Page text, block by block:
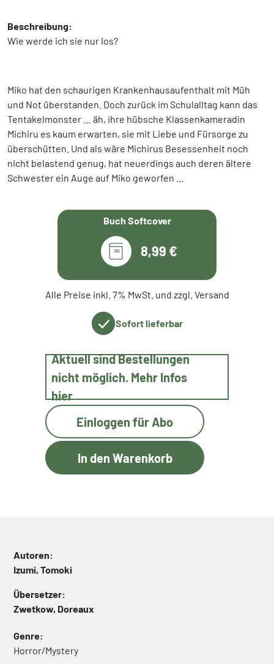
Beschreibung:
Wie werde ich sie nur los?
Miko hat den schaurigen Krankenhausaufenthalt mit Müh
und Not überstanden. Doch zurück im Schulalltag kann das
Tentakelmonster … äh, ihre hübsche Klassenkameradin
Michiru es kaum erwarten, sie mit Liebe und Fürsorge zu
überschütten. Und als wäre Michirus Besessenheit noch
nicht belastend genug, hat neuerdings auch deren ältere
Schwester ein Auge auf Miko geworfen …
Buch Softcover
8,99 €
Alle Preise inkl. 7% MwSt. und zzgl. Versand
Sofort lieferbar
Aktuell sind Bestellungen
nicht möglich. Mehr Infos
hier
Einloggen für Abo
Autoren:
Izumi, Tomoki
Übersetzer:
Zwetkow, Doreaux
Genre:
Horror/Mystery